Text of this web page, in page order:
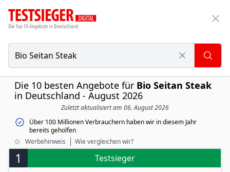
Die 10 besten Angebote für Bio Seitan Steak
in Deutschland - August 2026
Zuletzt aktualisiert am 06. August 2026
Über 100 Millionen Verbrauchern haben wir in diesem Jahr
bereits geholfen
Werbehinweis
Wie vergleichen wir?
1 Testsieger